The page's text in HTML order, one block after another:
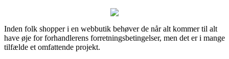
Inden folk shopper i en webbutik behøver de når alt kommer til alt
have øje for forhandlerens forretningsbetingelser, men det er i mange
tilfælde et omfattende projekt.